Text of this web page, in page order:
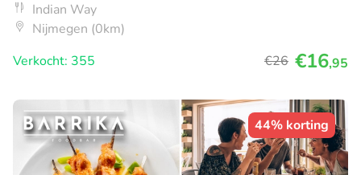
Indian Way
Nijmegen (0km)
Verkocht: 355
€26 €16,95
44% korting